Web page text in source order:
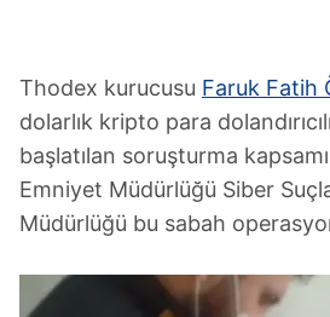
Thodex kurucusu Faruk Fatih
dolarlık kripto para
başlatılan soruşturma
Emniyet Müdürlüğü Siber
Müdürlüğü bu sabah